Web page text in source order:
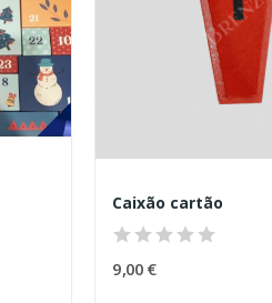
Caixão cartão
9,00 €